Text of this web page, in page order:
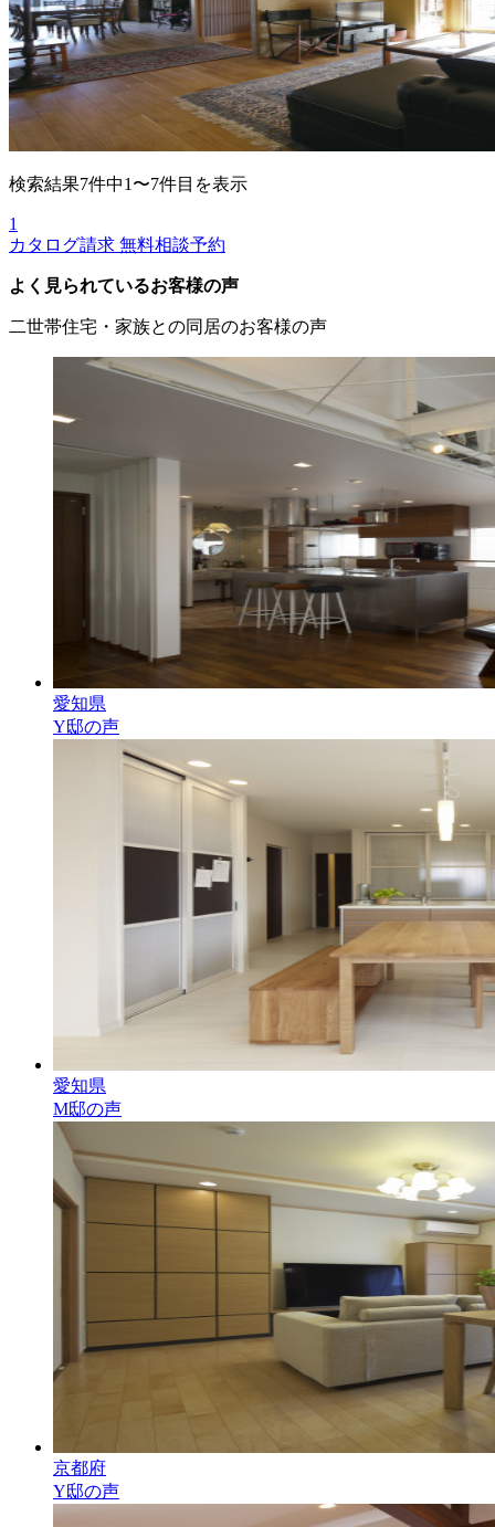
検索結果7件中1〜7件目を表示
1
カタログ請求 無料相談予約
よく見られているお客様の声
二世帯住宅・家族との同居のお客様の声
愛知県
Y邸の声
愛知県
M邸の声
京都府
Y邸の声